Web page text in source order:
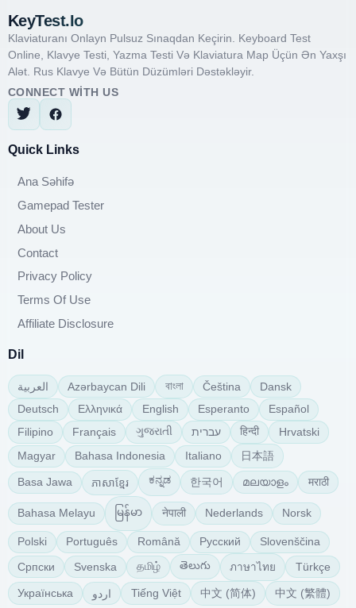
KeyTest.io
Klaviaturanı Onlayn Pulsuz Sınaqdan Keçirin. Keyboard Test
Online, Klavye Testi, Yazma Testi Və Klaviatura Map Üçün Ən Yaxşı
Alət. Rus Klavye Və Bütün Düzümləri Dəstəkləyir.
CONNECT WITH US
Quick Links
Ana Səhifə
Gamepad Tester
About Us
Contact
Privacy Policy
Terms Of Use
Affiliate Disclosure
Dil
العربية Azərbaycan Dili বাংলা Čeština
Dansk
Deutsch
Ελληνικά English Esperanto
Español
Filipino
Français ગુજરાતી עברית हिन्दी Hrvatski
Magyar Bahasa Indonesia Italiano 日本語
Basa Jawa ភាសាខ្មែរ ಕನ್ನಡ 한국어 മലയാളം मराठी
Bahasa Melayu မြန်မာ नेपाली Nederlands Norsk
Polski Português Română Русский Slovenščina
Српски Svenska தமிழ் తెలుగు ภาษาไทย Türkçe
Українська اردو Tiếng Việt 中文 (简体) 中文 (繁體)